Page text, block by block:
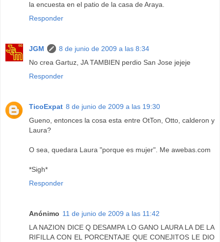
la encuesta en el patio de la casa de Araya.
Responder
JGM
8 de junio de 2009 a las 8:34
No crea Gartuz, JA TAMBIEN perdio San Jose jejeje
Responder
TicoExpat 8 de junio de 2009 a las 19:30
Gueno, entonces la cosa esta entre OtTon, Otto, calderon y
Laura?
O sea, quedara Laura "porque es mujer". Me awebas.com
*Sigh*
Responder
Anónimo 11 de junio de 2009 a las 11:42
LA NAZION DICE Q DESAMPA LO GANO LAURA LA DE LA
RIFILLA CON EL PORCENTAJE QUE CONEJITOS LE DIO